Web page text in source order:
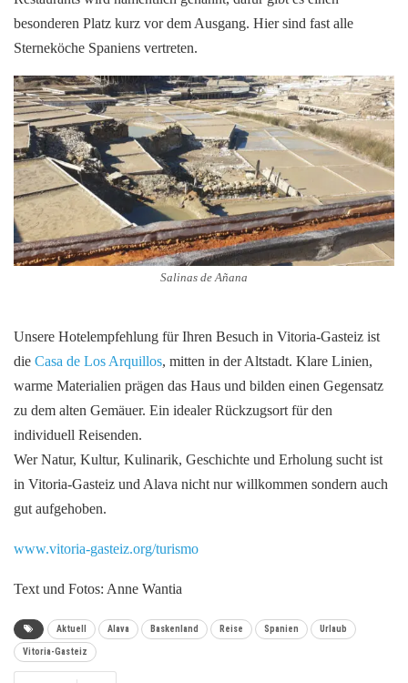
besonderen Platz kurz vor dem Ausgang. Hier sind fast alle
Sterneköche Spaniens vertreten.
Salinas de Añana
Unsere Hotelempfehlung für Ihren Besuch in Vitoria-Gasteiz ist
die Casa de Los Arquillos, mitten in der Altstadt. Klare Linien,
warme Materialien prägen das Haus und bilden einen Gegensatz
zu dem alten Gemäuer. Ein idealer Rückzugsort für den
individuell Reisenden.
Wer Natur, Kultur, Kulinarik, Geschichte und Erholung sucht ist
in Vitoria-Gasteiz und Alava nicht nur willkommen sondern auch
gut aufgehoben.
www.vitoria-gasteiz.org/turismo
Text und Fotos: Anne Wantia
Aktuell Alava Baskenland Reise Spanien Urlaub
Vitoria-Gasteiz